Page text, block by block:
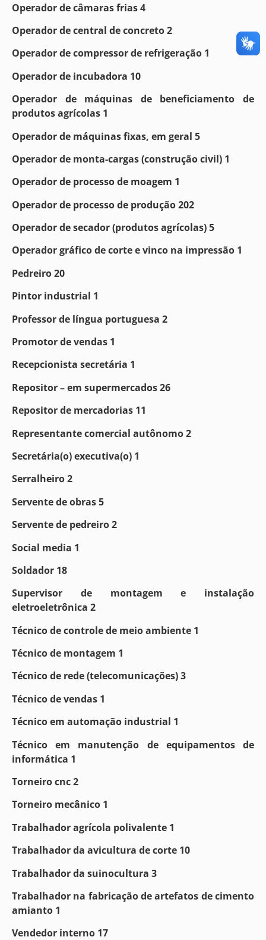
Operador de câmaras frias 4
Operador de central de concreto 2
Operador de compressor de refrigeração 1
Operador de incubadora 10
Operador de máquinas de beneficiamento de
produtos agrícolas 1
Operador de máquinas fixas, em geral 5
Operador de monta-cargas (construção civil) 1
Operador de processo de moagem 1
Operador de processo de produção 202
Operador de secador (produtos agrícolas) 5
Operador gráfico de corte e vinco na impressão 1
Pedreiro 20
Pintor industrial 1
Professor de língua portuguesa 2
Promotor de vendas 1
Recepcionista secretária 1
Repositor – em supermercados 26
Repositor de mercadorias 11
Representante comercial autônomo 2
Secretária(o) executiva(o) 1
Serralheiro 2
Servente de obras 5
Servente de pedreiro 2
Social media 1
Soldador 18
Supervisor de montagem e instalação
eletroeletrônica 2
Técnico de controle de meio ambiente 1
Técnico de montagem 1
Técnico de rede (telecomunicações) 3
Técnico de vendas 1
Técnico em automação industrial 1
Técnico em manutenção de equipamentos de
informática 1
Torneiro cnc 2
Torneiro mecânico 1
Trabalhador agrícola polivalente 1
Trabalhador da avicultura de corte 10
Trabalhador da suinocultura 3
Trabalhador na fabricação de artefatos de cimento
amianto 1
Vendedor interno 17